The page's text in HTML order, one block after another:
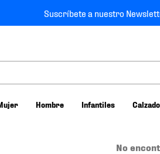
Suscríbete a nuestro
Hombre Infantiles Calzado
No